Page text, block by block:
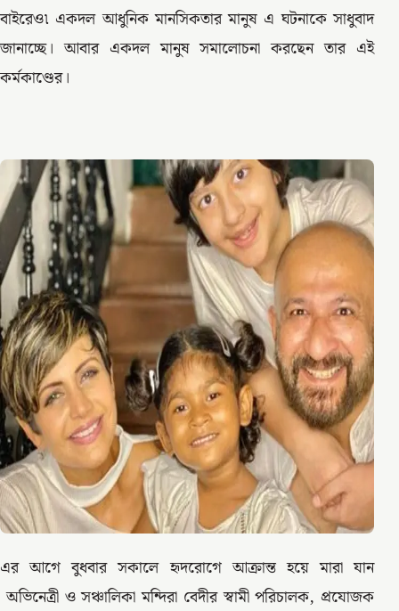
বাইরেও৷ একদল আধুনিক মানসিকতার মানুষ এ ঘটনাকে সাধুবাদ
জানাচ্ছে। আবার একদল মানুষ সমালোচনা করছেন তার এই
কর্মকাণ্ডের।
এর আগে বুধবার সকালে হৃদরোগে আক্রান্ত হয়ে মারা যান
অভিনেত্রী ও সঞ্চালিকা মন্দিরা বেদীর স্বামী পরিচালক, প্রযোজক